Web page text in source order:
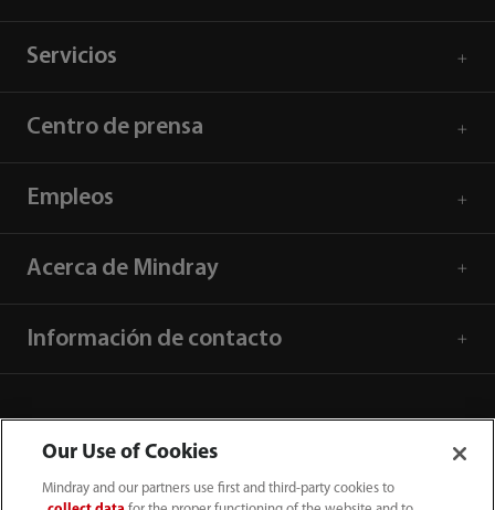
Servicios
Centro de prensa
Empleos
Acerca de Mindray
Información de contacto
Our Use of Cookies
Mindray and our partners use first and third-party cookies to